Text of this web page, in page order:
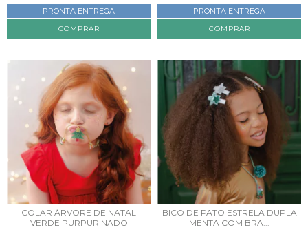
PRONTA ENTREGA PRONTA ENTREGA
COLAR ÁRVORE DE NATAL
VERDE PURPURINADO
BICO DE PATO ESTRELA DUPLA
MENTA COM BRA...